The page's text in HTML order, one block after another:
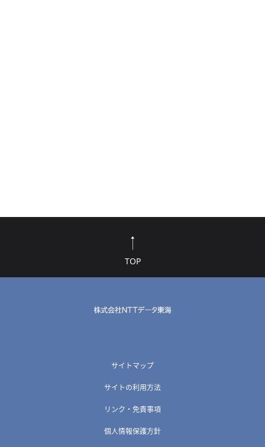
TOP
サイトマップ
サイトの利用方法
リンク・免責事項
個人情報保護方針